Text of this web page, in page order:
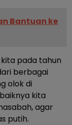
Bantuan ke
pada tahun
berbagai
olok di
kita
agar
putih.